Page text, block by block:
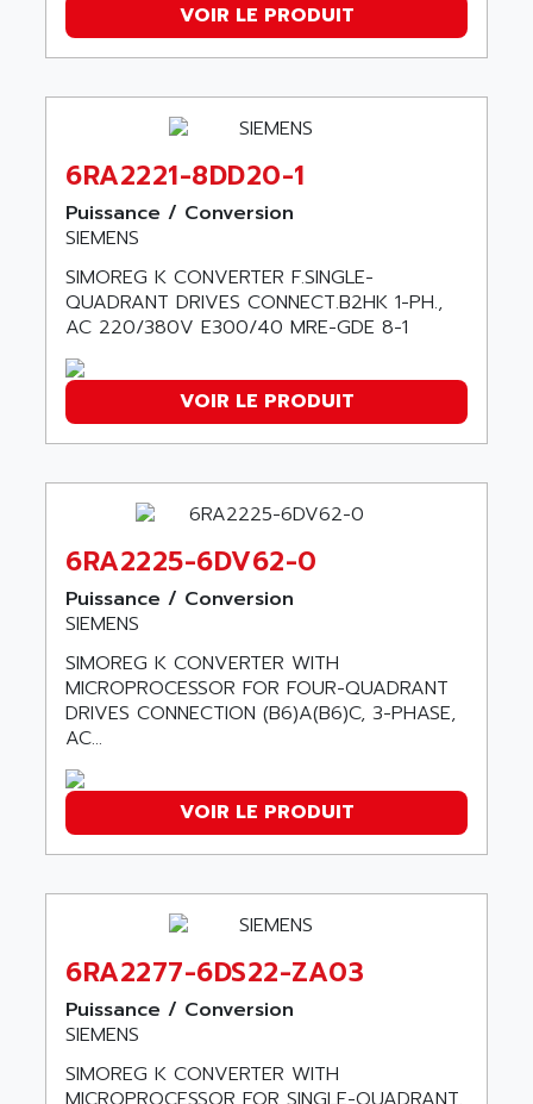
PLS510
AC FEED MOTOR
SIMODRIVE 611
TSX MOMENTUM
NUM 1060
NUM 760
NUM 750/760
NUM750 / NUM760
NUM 750
ULTRA SERIES
IPC
INDUCTEL
C500
C200H
CQM1
R88
CQM1H
ALTIVAR 66
MICROMASTER
SY/MAX
ADVANTYS
APRIL 3000
VT5000
VT3000
VT
ADN PESAGE
ADVANCE HIVOLT
ADVANCE TAPES
ADVANCED MICRO DEVICES
ADVANCED MOTION CONTROLS
ADVANCED UV
ADVANTEC
ADVANTYS FTM
AE
AE&T
AECO
AEE
AEEON
AEG MODICON
AERMEC
AERO - SHARP
AEROSEC INDUSTRIE
VOIR LE PRODUIT
6RA2221-8DD20-1
Puissance / Conversion
SIEMENS
SIMOREG K CONVERTER F.SINGLE-
QUADRANT DRIVES CONNECT.B2HK 1-PH.,
AC 220/380V E300/40 MRE-GDE 8-1
VOIR LE PRODUIT
6RA2225-6DV62-0
Puissance / Conversion
SIEMENS
SIMOREG K CONVERTER WITH
MICROPROCESSOR FOR FOUR-QUADRANT
DRIVES CONNECTION (B6)A(B6)C, 3-PHASE,
AC...
VOIR LE PRODUIT
6RA2277-6DS22-ZA03
Puissance / Conversion
SIEMENS
SIMOREG K CONVERTER WITH